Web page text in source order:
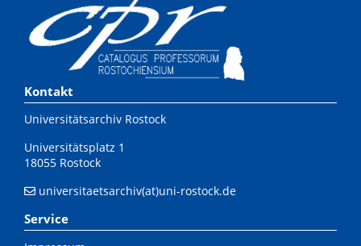
Kontakt
Universitätsarchiv Rostock
Universitätsplatz 1
18055 Rostock
universitaetsarchiv(at)uni-rostock.de
Service